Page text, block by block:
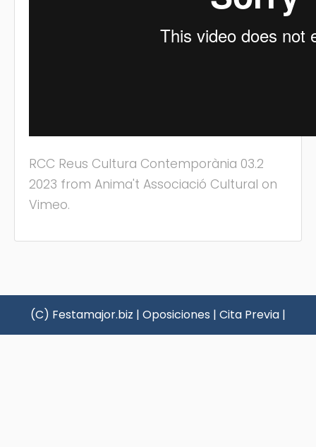
RCC Reus Cultura Contemporània 03.2
2023 from Anima't Associació Cultural on
Vimeo.
(C) Festamajor.biz | Oposiciones | Cita Previa |